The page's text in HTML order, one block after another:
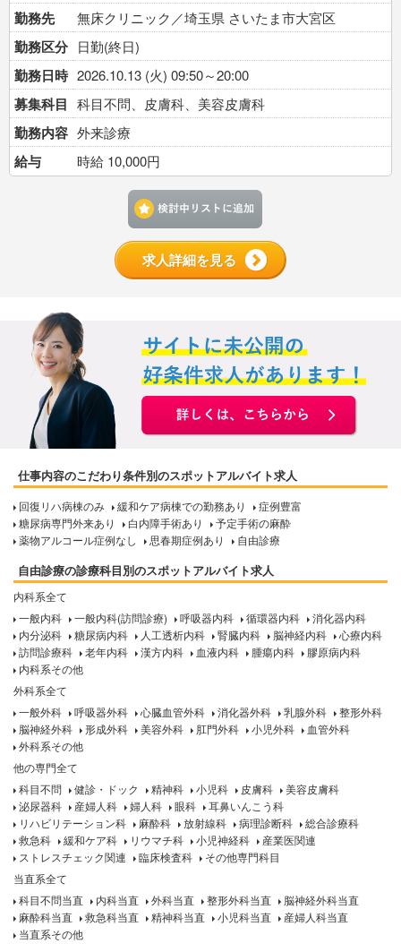
勤務先
無床クリニック／埼玉県 さいたま市大宮区
勤務区分 日勤(終日)
勤務日時 2026.10.13 (火) 09:50～20:00
募集科目 科目不問、皮膚科、美容皮膚科
勤務内容 外来診療
給与 時給 10,000円
求人詳細を見る
仕事内容のこだわり条件別のスポットアルバイト求人
回復リハ病棟のみ 緩和ケア病棟での勤務あり
症例豊富
糖尿病専門外来あり
白内障手術あり
予定手術の麻酔
薬物アルコール症例なし
思春期症例あり 自由診療
自由診療の診療科目別のスポットアルバイト求人
内科系全て
一般内科
一般内科(訪問診療) 呼吸器内科 循環器内科
消化器内科
内分泌科
糖尿病内科 人工透析内科 腎臓内科 脳神経内科
心療内科
訪問診療科
老年内科 漢方内科 血液内科 腫瘍内科
膠原病内科
内科系その他
外科系全て
一般外科
呼吸器外科 心臓血管外科 消化器外科 乳腺外科
整形外科
脳神経外科
形成外科 美容外科 肛門外科 小児外科
血管外科
外科系その他
他の専門全て
科目不問
健診・ドック 精神科 小児科 皮膚科
美容皮膚科
泌尿器科
産婦人科 婦人科 眼科
耳鼻いんこう科
リハビリテーション科
麻酔科 放射線科 病理診断科
総合診療科
救急科
緩和ケア科 リウマチ科 小児神経科
産業医関連
ストレスチェック関連
臨床検査科
その他専門科目
当直系全て
科目不問当直
内科当直 外科当直 整形外科当直
脳神経外科当直
麻酔科当直
救急科当直 精神科当直 小児科当直
産婦人科当直
当直系その他